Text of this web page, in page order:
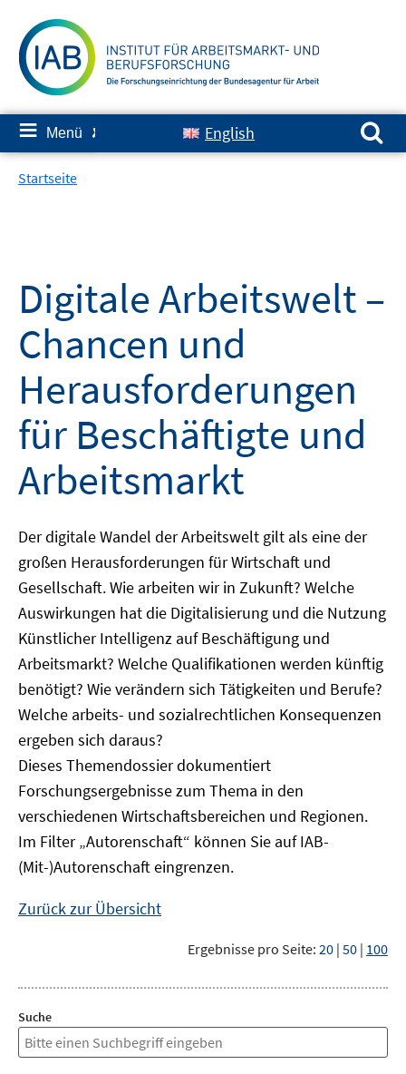
zum
Inhalt
≡ Menü ✘ English
Suchen nach:
Startseite
Digitale Arbeitswelt –
Chancen und
Herausforderungen
für Beschäftigte und
Arbeitsmarkt
Der digitale Wandel der Arbeitswelt gilt als eine der
großen Herausforderungen für Wirtschaft und
Gesellschaft. Wie arbeiten wir in Zukunft? Welche
Auswirkungen hat die Digitalisierung und die Nutzung
Künstlicher Intelligenz auf Beschäftigung und
Arbeitsmarkt? Welche Qualifikationen werden künftig
benötigt? Wie verändern sich Tätigkeiten und Berufe?
Welche arbeits- und sozialrechtlichen Konsequenzen
ergeben sich daraus?
Dieses Themendossier dokumentiert
Forschungsergebnisse zum Thema in den
verschiedenen Wirtschaftsbereichen und Regionen.
Im Filter „Autorenschaft“ können Sie auf IAB-
(Mit-)Autorenschaft eingrenzen.
Zurück zur Übersicht
Ergebnisse pro Seite: 20 | 50 | 100
Suche